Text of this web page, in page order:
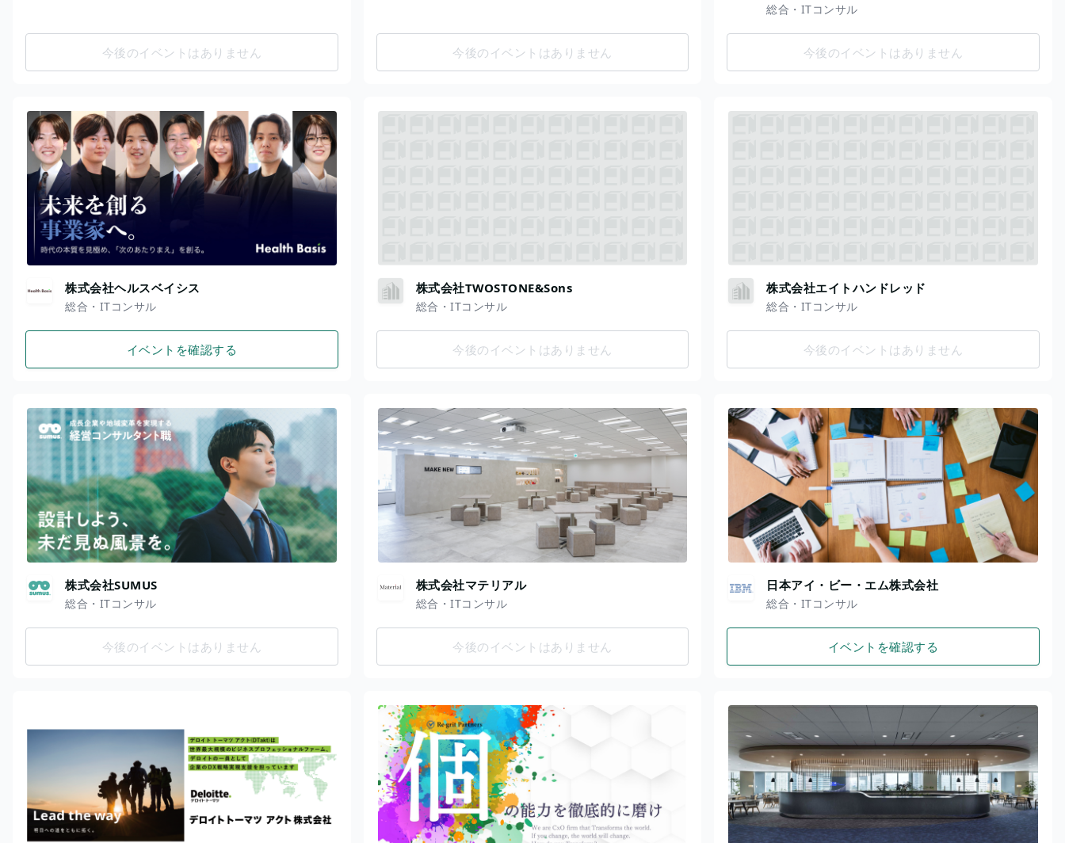
今後のイベントはありません 今後のイベントはありません
総合・ITコンサル
今後のイベントはありません
株式会社ヘルスベイシス
総合・ITコンサル
イベントを確認する
株式会社TWOSTONE&Sons
総合・ITコンサル
今後のイベントはありません
株式会社エイトハンドレッド
総合・ITコンサル
今後のイベントはありません
株式会社SUMUS
総合・ITコンサル
今後のイベントはありません
株式会社マテリアル
総合・ITコンサル
今後のイベントはありません
日本アイ・ビー・エム株式会社
総合・ITコンサル
イベントを確認する